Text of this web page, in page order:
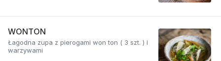
WONTON
Łagodna zupa z pierogami won ton ( 3 szt. ) i
warzywami